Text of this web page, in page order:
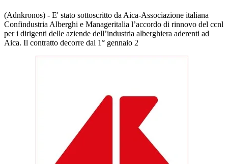
(Adnkronos) - E' stato sottoscritto da Aica-Associazione italiana
Confindustria Alberghi e Manageritalia l’accordo di rinnovo del ccnl
per i dirigenti delle aziende dell’industria alberghiera aderenti ad
Aica. Il contratto decorre dal 1° gennaio 2